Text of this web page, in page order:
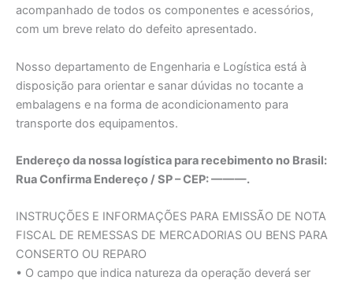
acompanhado de todos os componentes e acessórios,
com um breve relato do defeito apresentado.
Nosso departamento de Engenharia e Logística está à
disposição para orientar e sanar dúvidas no tocante a
embalagens e na forma de acondicionamento para
transporte dos equipamentos.
Endereço da nossa logística para recebimento no Brasil:
Rua Confirma Endereço / SP – CEP: ———.
INSTRUÇÕES E INFORMAÇÕES PARA EMISSÃO DE NOTA
FISCAL DE REMESSAS DE MERCADORIAS OU BENS PARA
CONSERTO OU REPARO
• O campo que indica natureza da operação deverá ser